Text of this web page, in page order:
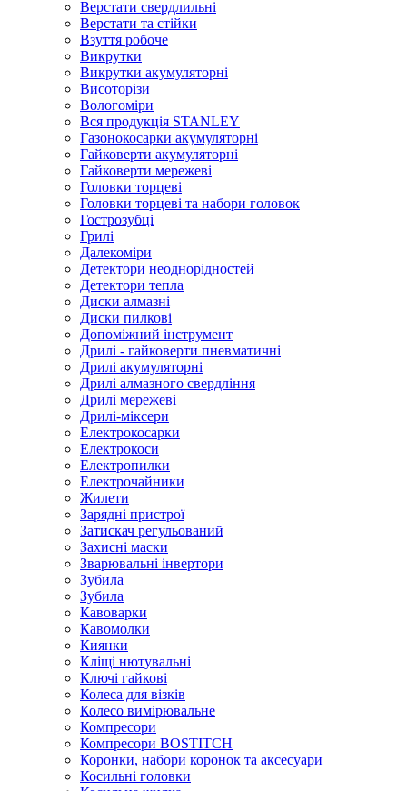
Верстати свердлильні
Верстати та стійки
Взуття робоче
Викрутки
Викрутки акумуляторні
Висоторізи
Вологоміри
Вся продукція STANLEY
Газонокосарки акумуляторні
Гайковерти акумуляторні
Гайковерти мережеві
Головки торцеві
Головки торцеві та набори головок
Гострозубці
Грилі
Далекоміри
Детектори неоднорідностей
Детектори тепла
Диски алмазні
Диски пилкові
Допоміжний інструмент
Дрилі - гайковерти пневматичні
Дрилі акумуляторні
Дрилі алмазного свердління
Дрилі мережеві
Дрилі-міксери
Електрокосарки
Електрокоси
Електропилки
Електрочайники
Жилети
Зарядні пристрої
Затискач регульований
Захисні маски
Зварювальні інвертори
Зубила
Зубила
Кавоварки
Кавомолки
Киянки
Кліщі нютувальні
Ключі гайкові
Колеса для візків
Колесо вимірювальне
Компресори
Компресори BOSTITCH
Коронки, набори коронок та аксесуари
Косильні головки